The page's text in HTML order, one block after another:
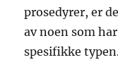
prosedyrer, er
av noen som
spesifikke